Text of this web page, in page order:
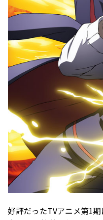
好評だったTVアニメ第1